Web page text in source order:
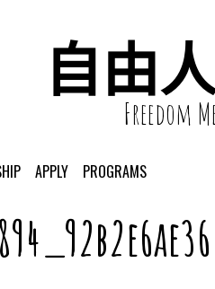
自由
Freedom
APPLY PROGRAMS